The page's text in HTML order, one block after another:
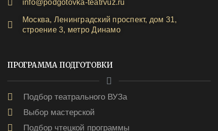
info@podgotovka-teatrvuz.ru
Москва, Ленинградский проспект, дом 31,
строение 3, метро Динамо
ПРОГРАММА ПОДГОТОВКИ
Подбор театрального ВУЗа
Выбор мастерской
Подбор чтецкой программы